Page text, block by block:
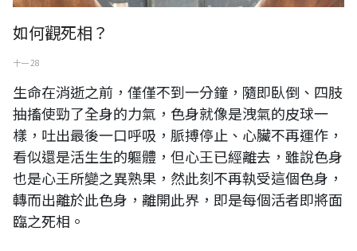
如何觀死相？
十一 28
生命在消逝之前，僅僅不到一分鐘，隨即臥倒、四肢
抽搐使勁了全身的力氣，色身就像是洩氣的皮球一
樣，吐出最後一口呼吸，脈搏停止、心臟不再運作，
看似還是活生生的軀體，但心王已經離去，雖說色身
也是心王所變之異熟果，然此刻不再執受這個色身，
轉而出離於此色身，離開此界，即是每個活者即將面
臨之死相。